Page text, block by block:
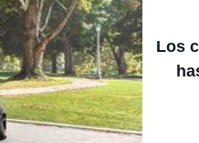
Los